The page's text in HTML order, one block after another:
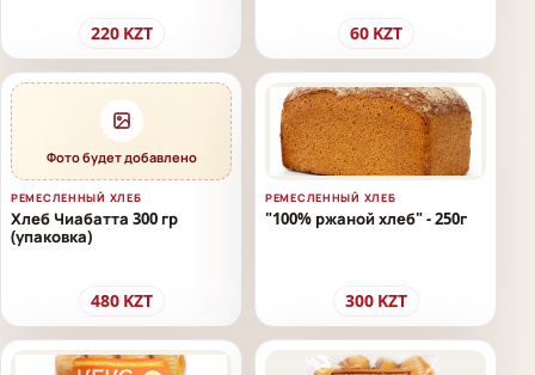
220 KZT 60 KZT
Фото будет добавлено
РЕМЕСЛЕННЫЙ ХЛЕБ
Хлеб Чиабатта 300 гр
(упаковка)
480 KZT
РЕМЕСЛЕННЫЙ ХЛЕБ
"100% ржаной хлеб" - 250г
300 KZT